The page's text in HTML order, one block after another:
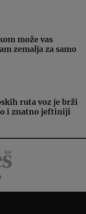
može vas
zemalja za samo
ruta voz je brži
i znatno jeftiniji